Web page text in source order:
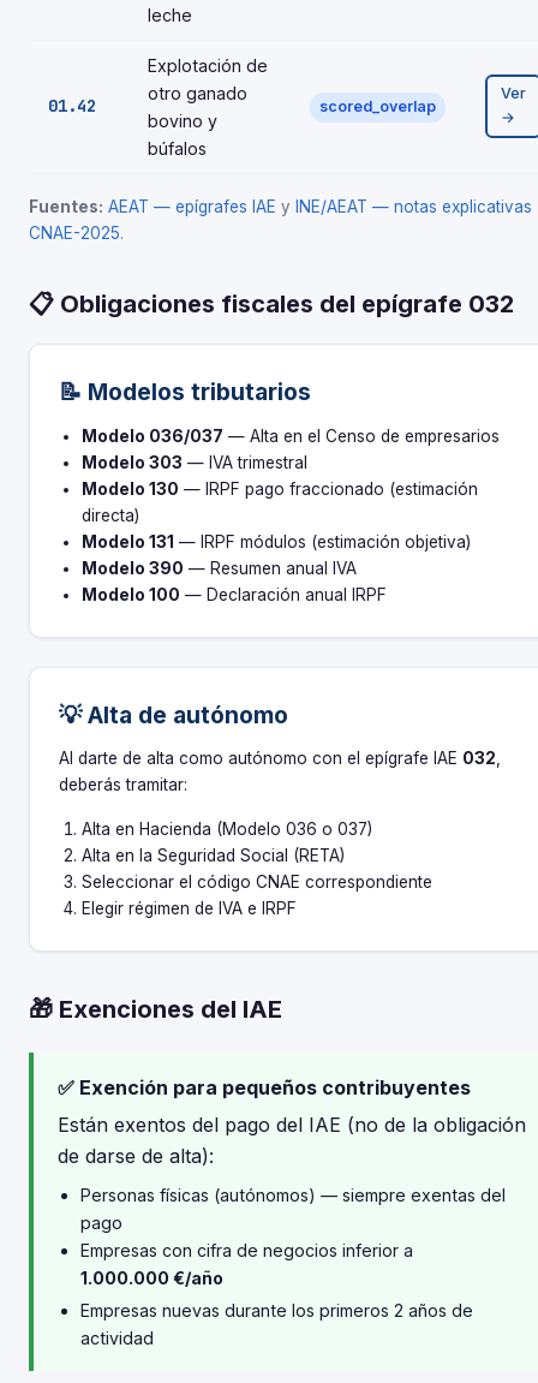
leche
01.42
Explotación de
otro ganado
bovino y
búfalos
scored_overlap
Ver
→
Fuentes: AEAT — epígrafes IAE y
INE/AEAT — notas explicativas
CNAE-2025.
📋 Obligaciones fiscales del epígrafe 032
📝 Modelos tributarios
Modelo 036/037 — Alta en el Censo de empresarios
Modelo 303 — IVA trimestral
Modelo 130 — IRPF pago fraccionado (estimación
directa)
Modelo 131 — IRPF módulos (estimación objetiva)
Modelo 390 — Resumen anual IVA
Modelo 100 — Declaración anual IRPF
💡 Alta de autónomo
Al darte de alta como autónomo con el epígrafe IAE 032,
deberás tramitar:
Alta en Hacienda (Modelo 036 o 037)
Alta en la Seguridad Social (RETA)
Seleccionar el código CNAE correspondiente
Elegir régimen de IVA e IRPF
🎁 Exenciones del IAE
✅ Exención para pequeños contribuyentes
Están exentos del pago del IAE (no de la obligación
de darse de alta):
Personas físicas (autónomos) — siempre exentas del
pago
Empresas con cifra de negocios inferior a
1.000.000 €/año
Empresas nuevas durante los primeros 2 años de
actividad